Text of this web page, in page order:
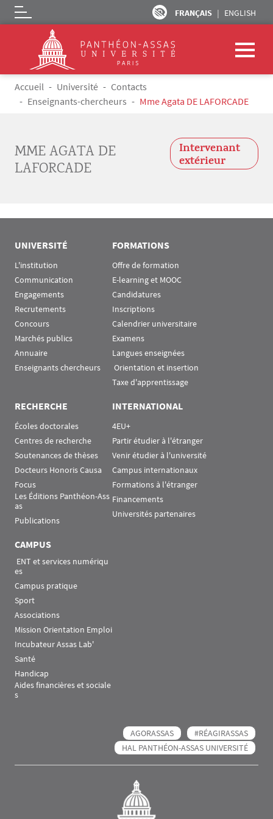
Aller au contenu principal
FRANÇAIS ENGLISH
Logo
Fil d'Ariane
Accueil Université
Contacts
Enseignants-chercheurs
Mme Agata DE LAFORCADE
MME AGATA DE
LAFORCADE
Intervenant
extérieur
UNIVERSITÉ
L'institution
Communication
Engagements
Recrutements
Concours
Marchés publics
Annuaire
Enseignants chercheurs
FORMATIONS
Offre de formation
E-learning et MOOC
Candidatures
Inscriptions
Calendrier universitaire
Examens
Langues enseignées
Orientation et insertion
Taxe d'apprentissage
RECHERCHE
Écoles doctorales
Centres de recherche
Soutenances de thèses
Docteurs Honoris Causa
Focus
Les Éditions Panthéon-Ass
as
Publications
INTERNATIONAL
4EU+
Partir étudier à l'étranger
Venir étudier à l'université
Campus internationaux
Formations à l'étranger
Financements
Universités partenaires
CAMPUS
es
Campus pratique
Sport
Associations
Mission Orientation Emploi
Incubateur Assas Lab'
Santé
Handicap
Aides financières et sociale
s
AGORASSAS
#RÉAGIRASSAS
HAL PANTHÉON-ASSAS UNIVERSITÉ